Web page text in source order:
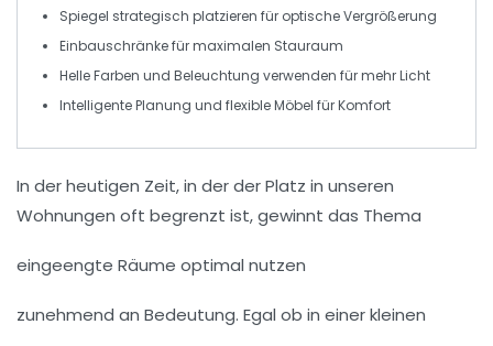
Spiegel strategisch platzieren für optische Vergrößerung
Einbauschränke für maximalen Stauraum
Helle Farben und Beleuchtung verwenden für mehr Licht
Intelligente Planung und flexible Möbel für Komfort
In der heutigen Zeit, in der der Platz in unseren
Wohnungen oft begrenzt ist, gewinnt das Thema
eingeengte Räume optimal nutzen
zunehmend an Bedeutung. Egal ob in einer kleinen